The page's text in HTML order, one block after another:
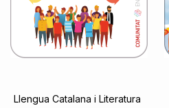
Llengua Catalana i Literatura